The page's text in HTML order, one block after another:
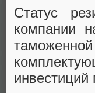
Статус
компании